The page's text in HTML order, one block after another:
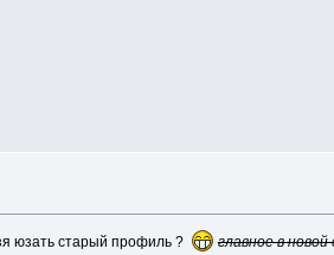
юзать старый профиль ? главное в